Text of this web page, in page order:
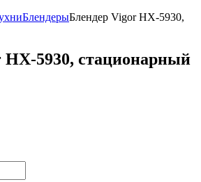
БлендерыБлендер Vigor HX-5930,
HX-5930, стационарный